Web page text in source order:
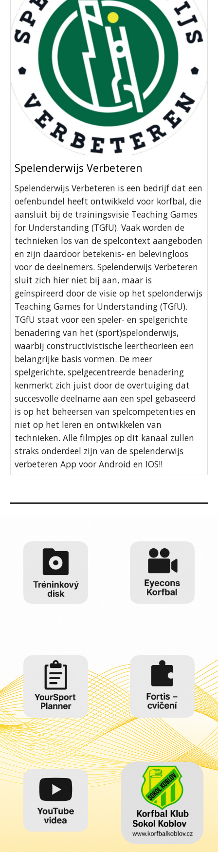
Spelenderwijs Verbeteren
Spelenderwijs Verbeteren is een bedrijf dat een
oefenbundel heeft ontwikkeld voor korfbal, die
aansluit bij de trainingsvisie Teaching Games
for Understanding (TGfU). Vaak worden de
technieken los van de spelcontext aangeboden
en zijn daardoor betekenis- en belevingloos
voor de deelnemers. Spelenderwijs Verbeteren
sluit zich hier niet bij aan, maar is
geïnspireerd door de visie op het spelonderwijs
Teaching Games for Understanding (TGfU).
TGfU staat voor een speler- en spelgerichte
benadering van het (sport)spelonderwijs,
waarbij constructivistische leertheorieën een
belangrijke basis vormen. De meer
spelgerichte, spelgecentreerde benadering
kenmerkt zich juist door de overtuiging dat
succesvolle deelname aan een spel gebaseerd
is op het beheersen van spelcompetenties en
niet op het leren en ontwikkelen van
technieken. Alle filmpjes op dit kanaal zullen
straks onderdeel zijn van de spelenderwijs
verbeteren App voor Android en IOS!!